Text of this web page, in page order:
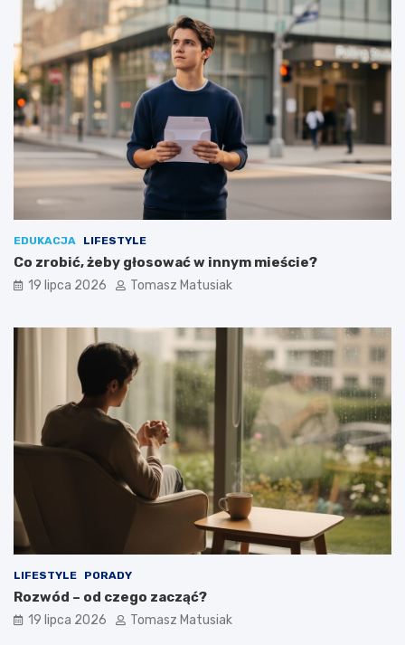
EDUKACJA LIFESTYLE
Co zrobić, żeby głosować w innym mieście?
19 lipca 2026 Tomasz Matusiak
LIFESTYLE PORADY
Rozwód – od czego zacząć?
19 lipca 2026 Tomasz Matusiak